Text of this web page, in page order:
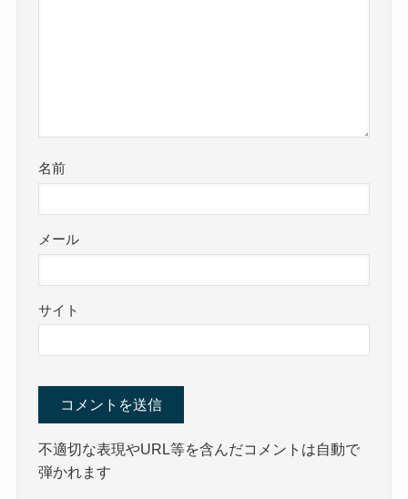
名前
メール
サイト
不適切な表現やURL等を含んだコメントは自動で
弾かれます